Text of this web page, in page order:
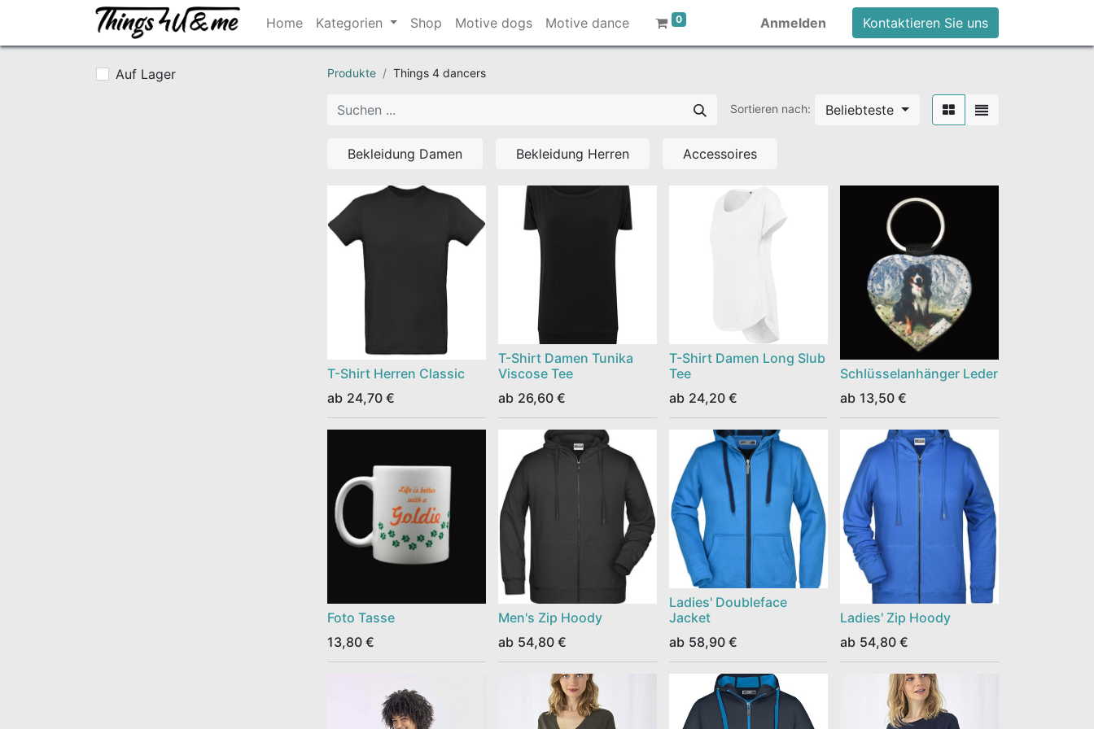
Home Kategorien Shop Motive dogs Motive dance 0 Anmelden Kontaktieren Sie uns
Auf Lager Produkte Things 4 dancers
Sortieren nach: Beliebteste
Bekleidung Damen Bekleidung Herren Accessoires
T-Shirt Herren Classic
ab 24,70 €
T-Shirt Damen Tunika
Viscose Tee
ab 26,60 €
T-Shirt Damen Long Slub
Tee
ab 24,20 €
Schlüsselanhänger Leder
ab 13,50 €
Foto Tasse
13,80 €
Men's Zip Hoody
ab 54,80 €
Ladies' Doubleface
Jacket
ab 58,90 €
Ladies' Zip Hoody
ab 54,80 €